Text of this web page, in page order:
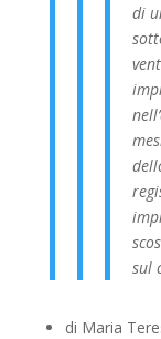
di
sul
di Maria